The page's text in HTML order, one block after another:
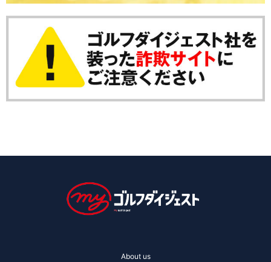
About us